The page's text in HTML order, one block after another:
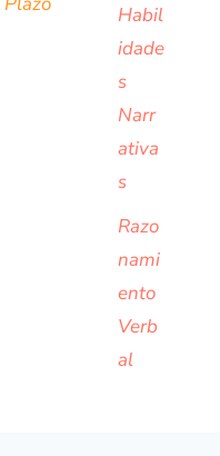
Habil
idade
s
Narr
ativa
s
Razo
nami
ento
Verb
al